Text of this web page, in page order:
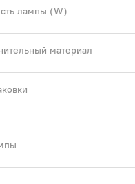
лампы (W)
материал